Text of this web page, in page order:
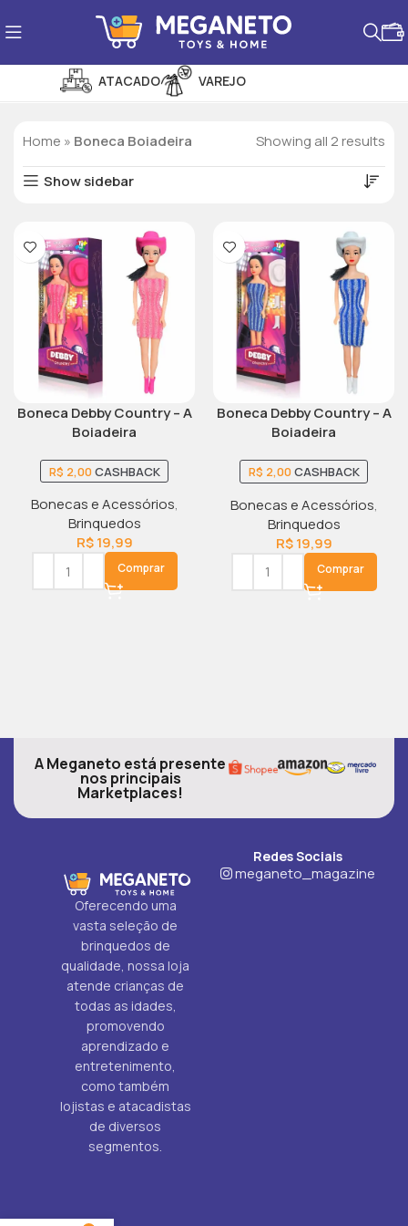
ATACADO VAREJO
Home » Boneca Boiadeira Showing all 2 results
Show sidebar
Boneca Debby Country – A
Boiadeira
R$ 2,00CASHBACK
Bonecas e Acessórios,
Brinquedos
R$19,99
Comprar
Boneca Debby Country – A
Boiadeira
R$ 2,00CASHBACK
Bonecas e Acessórios,
Brinquedos
R$19,99
Comprar
A Meganeto está presente
nos principais
Marketplaces!
Oferecendo uma
vasta seleção de
brinquedos de
qualidade, nossa loja
atende crianças de
todas as idades,
promovendo
aprendizado e
entretenimento,
como também
lojistas e atacadistas
de diversos
segmentos.
Redes Sociais
meganeto_magazine